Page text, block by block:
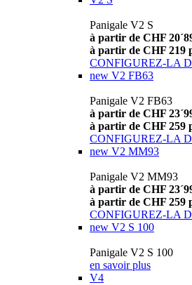
Panigale V2 S
à partir de CHF
à partir de CHF 219
CONFIGUREZ-LA
new V2 FB63
Panigale V2 FB63
à partir de CHF
à partir de CHF 259
CONFIGUREZ-LA
new V2 MM93
Panigale V2 MM93
à partir de CHF
à partir de CHF 259
CONFIGUREZ-LA
new V2 S 100
Panigale V2 S 100
en savoir plus
V4